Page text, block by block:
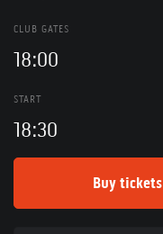
CLUB GATES
18:00
START
18:30
Buy